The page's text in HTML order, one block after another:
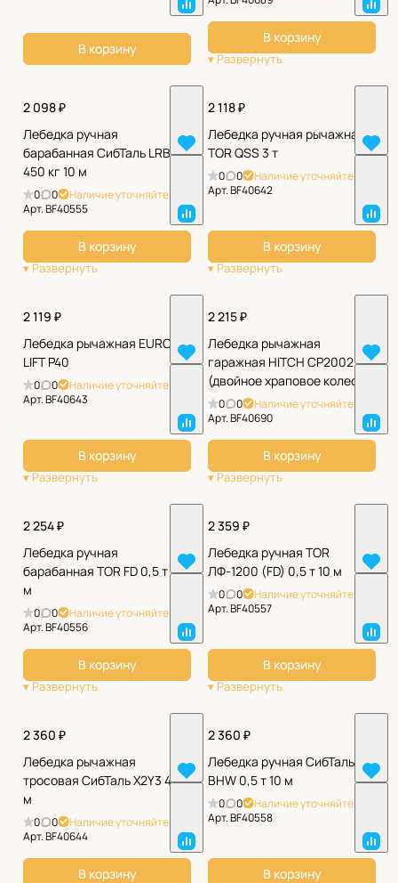
В корзину
В корзину
2 098 ₽
Лебедка ручная
барабанная СибТаль LRB
450 кг 10 м
0 0
Наличие уточняйте
Арт.BF40555
В корзину
2 118 ₽
Лебедка ручная рычажная
TOR QSS 3 т
0 0
Наличие уточняйте
Арт.BF40642
В корзину
2 119 ₽
Лебедка рычажная EURO-
LIFT P40
0 0
Наличие уточняйте
Арт.BF40643
В корзину
2 215 ₽
Лебедка рычажная
гаражная HITCH CP2002
(двойное храповое колесо)
0 0
Наличие уточняйте
Арт.BF40690
В корзину
2 254 ₽
Лебедка ручная
барабанная TOR FD 0,5 т 10
м
0 0
Наличие уточняйте
Арт.BF40556
В корзину
2 359 ₽
Лебедка ручная TOR
ЛФ-1200 (FD) 0,5 т 10 м
0 0
Наличие уточняйте
Арт.BF40557
В корзину
2 360 ₽
Лебедка рычажная
тросовая СибТаль X2Y3 4 т 3
м
0 0
Наличие уточняйте
Арт.BF40644
В корзину
2 360 ₽
Лебедка ручная СибТаль
BHW 0,5 т 10 м
0 0
Наличие уточняйте
Арт.BF40558
В корзину